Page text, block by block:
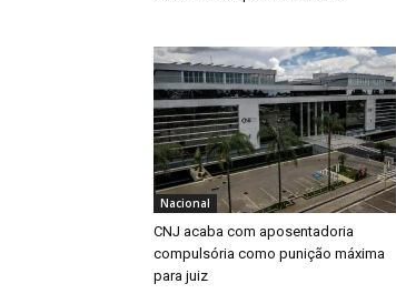
Nacional
CNJ acaba com aposentadoria
compulsória como punição máxima
para juiz